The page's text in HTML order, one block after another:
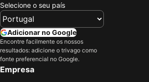
Selecione o seu país
Adicionar no Google
Encontre facilmente os nossos
resultados: adicione o trivago como
fonte preferencial no Google.
Empresa